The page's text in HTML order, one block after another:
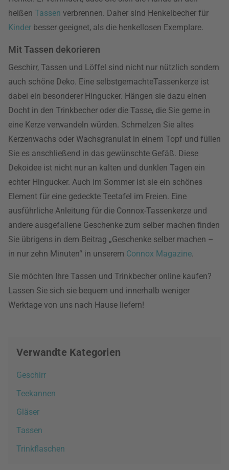
heißen Tassen verbrennen. Daher sind Henkelbecher für
Kinder besser geeignet, als die henkellosen Exemplare.
Mit Tassen dekorieren
Geschirr, Tassen und Löffel sind nicht nur nützlich sondern
auch schöne Deko. Eine selbstgemachteTassenkerze ist
dabei ein besonderer Hingucker. Hängen sie dazu einen
Docht in den Trinkbecher oder die Tasse, die Sie gerne in
eine Kerze verwandeln würden. Schmelzen Sie altes
Kerzenwachs oder Wachsgranulat in einem Topf und füllen
Sie es anschließend in das gewünschte Gefäß. Diese
Dekoidee ist nicht nur an kalten und dunklen Tagen ein
echter Hingucker. Auch im Sommer ist sie ein schönes
Element für eine gedeckte Teetafel im Freien. Eine
ausführliche Anleitung für die Connox-Tassenkerze und
andere ausgefallene Geschenke zum selber machen finden
Sie übrigens in dem Beitrag „Geschenke selber machen –
in nur zehn Minuten“ in unserem Connox Magazine.
Sie möchten Ihre Tassen und Trinkbecher online kaufen?
Lassen Sie sich sie bequem und innerhalb weniger
Werktage von uns nach Hause liefern!
Verwandte Kategorien
Geschirr
Teekannen
Gläser
Tassen
Trinkflaschen